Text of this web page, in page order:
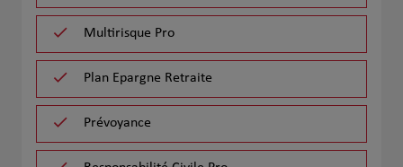
Multirisque Pro
Plan Epargne Retraite
Prévoyance